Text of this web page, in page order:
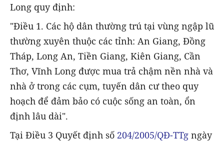
Long quy định:
"Điều 1. Các hộ dân thường trú tại vùng ngập lũ
thường xuyên thuộc các tỉnh: An Giang, Đồng
Tháp, Long An, Tiền Giang, Kiên Giang, Cần
Thơ, Vĩnh Long được mua trả chậm nền nhà và
nhà ở trong các cụm, tuyến dân cư theo quy
hoạch để đảm bảo có cuộc sống an toàn, ổn
định lâu dài".
Tại Điều 3 Quyết định số 204/2005/QĐ-TTg ngày